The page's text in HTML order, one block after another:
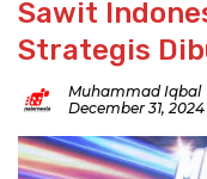
Sawit
Strategis
Muhammad Iqbal
December 31, 2024